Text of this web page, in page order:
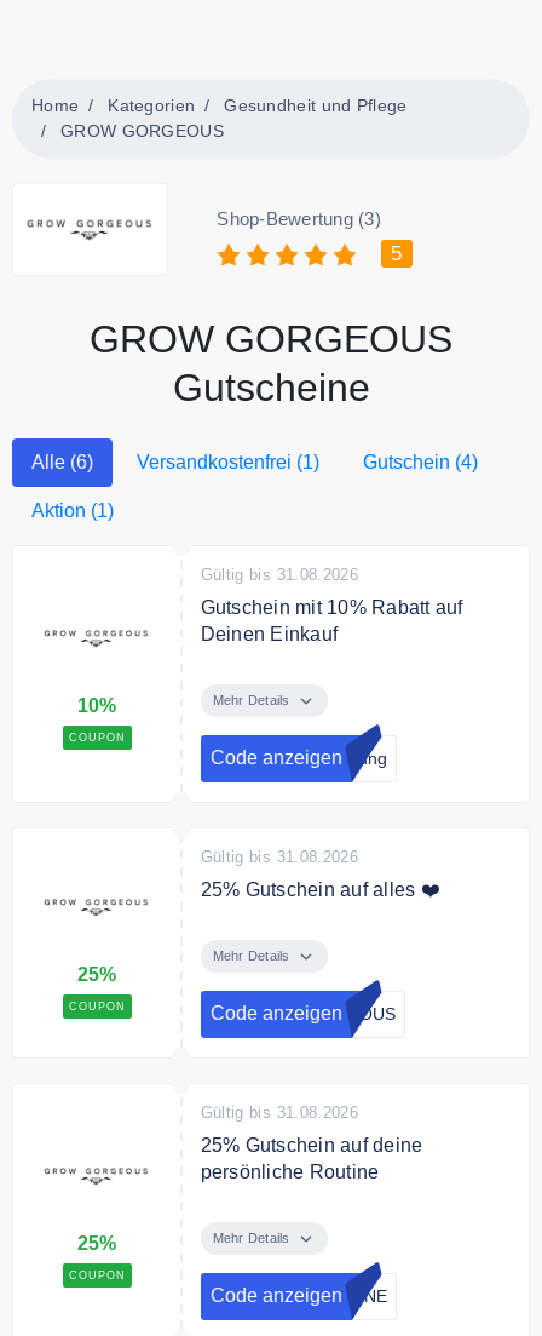
Home Kategorien
Gesundheit und Pflege
GROW GORGEOUS
Shop-Bewertung (3)
5
GROW GORGEOUS
Gutscheine
Alle (6) Versandkostenfrei (1) Gutschein (4)
Aktion (1)
10%
COUPON
Gültig bis 31.08.2026
Gutschein mit 10% Rabatt auf
Deinen Einkauf
und erhalte Neuigkeiten sowie
einen 10% Gutschein
Mehr Details
Code anzeigen dung
25%
COUPON
Gültig bis 31.08.2026
25% Gutschein auf alles ❤️
und erhalte Neuigkeiten sowie
einen 25% Gutschein für Deine
erste Bestellung
Mehr Details
Code anzeigen EOUS
25%
COUPON
Gültig bis 31.08.2026
25% Gutschein auf deine
persönliche Routine
25% beim Kauf von 4 Produkten
Mehr Details
Code anzeigen TINE